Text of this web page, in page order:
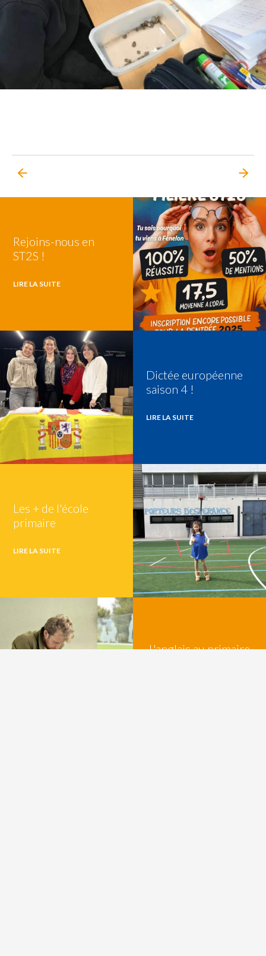
Rejoins-nous en
ST2S !
LIRE LA SUITE
Dictée européenne
saison 4 !
LIRE LA SUITE
Les + de l'école
primaire
LIRE LA SUITE
L'anglais au primaire